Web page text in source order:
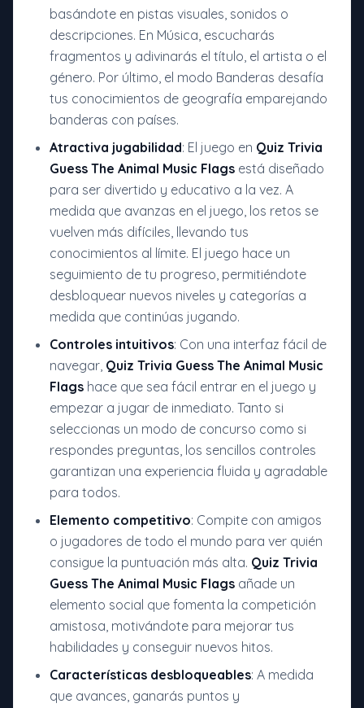
basándote en pistas visuales, sonidos o
descripciones. En Música, escucharás
fragmentos y adivinarás el título, el artista o el
género. Por último, el modo Banderas desafía
tus conocimientos de geografía emparejando
banderas con países.
Atractiva jugabilidad: El juego en Quiz Trivia
Guess The Animal Music Flags está diseñado
para ser divertido y educativo a la vez. A
medida que avanzas en el juego, los retos se
vuelven más difíciles, llevando tus
conocimientos al límite. El juego hace un
seguimiento de tu progreso, permitiéndote
desbloquear nuevos niveles y categorías a
medida que continúas jugando.
Controles intuitivos: Con una interfaz fácil de
navegar, Quiz Trivia Guess The Animal Music
Flags hace que sea fácil entrar en el juego y
empezar a jugar de inmediato. Tanto si
seleccionas un modo de concurso como si
respondes preguntas, los sencillos controles
garantizan una experiencia fluida y agradable
para todos.
Elemento competitivo: Compite con amigos
o jugadores de todo el mundo para ver quién
consigue la puntuación más alta. Quiz Trivia
Guess The Animal Music Flags añade un
elemento social que fomenta la competición
amistosa, motivándote para mejorar tus
habilidades y conseguir nuevos hitos.
Características desbloqueables: A medida
que avances, ganarás puntos y